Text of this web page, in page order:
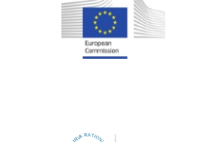
Jean-Louis Schiltz
Jean-Victor Louis